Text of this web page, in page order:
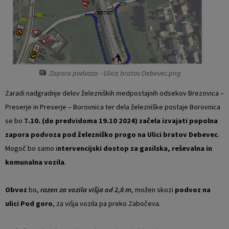
Zapora podvoza - Ulica bratov Debevec.png
Zaradi nadgradnje delov železniških medpostajnih odsekov Brezovica –
Preserje in Preserje – Borovnica ter dela železniške postaje Borovnica
se bo 7.10. (do predvidoma 19.10 2024) začela izvajati popolna
zapora podvoza pod železniško progo na Ulici bratov Debevec.
Mogoč bo samo intervencijski dostop za gasilska, reševalna in
komunalna vozila.
Obvoz bo, razen za vozila višja od 2,8 m, možen skozi podvoz na
ulici Pod goro, za višja vozila pa preko Zabočeva.
Vaški odbori
Naselja v občini
Organigram
Varstvo osebnih podatkov
Temeljni akti občine
Katalog informacij javnega značaja
Notranja prijava po Zakonu o zaščiti prijaviteljev
Prostorski akti občine
Predpisi in odloki
Občinski časopis
Proračun občine
Lokalne volitve